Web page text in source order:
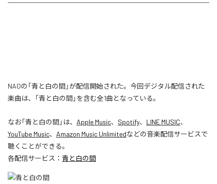
NAOの「青と白の間」が配信開始された。今回デジタル配信された
楽曲は、「青と白の間」を含む全1曲となっている。
なお「青と白の間」は、 Apple Music、 Spotify、 LINE MUSIC、
YouTube Music、 Amazon Music Unlimitedなどの音楽配信サービスで
聴くことができる。
各配信サービス： 青と白の間